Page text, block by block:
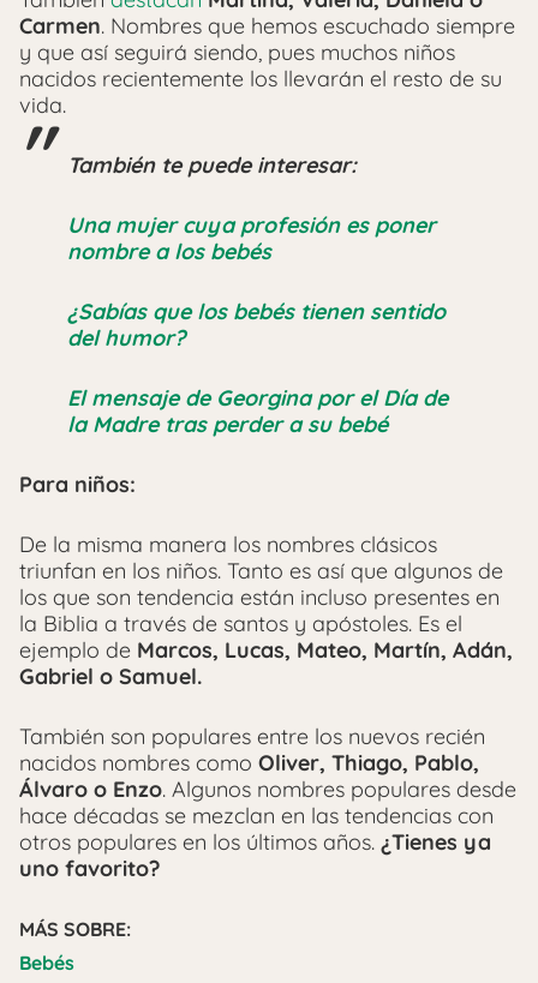
Carmen. Nombres que hemos escuchado siempre
y que así seguirá siendo, pues muchos niños
nacidos recientemente los llevarán el resto de su
vida.
También te puede interesar:
Una mujer cuya profesión es poner
nombre a los bebés
¿Sabías que los bebés tienen sentido
del humor?
El mensaje de Georgina por el Día de
la Madre tras perder a su bebé
Para niños:
De la misma manera los nombres clásicos
triunfan en los niños. Tanto es así que algunos de
los que son tendencia están incluso presentes en
la Biblia a través de santos y apóstoles. Es el
ejemplo de Marcos, Lucas, Mateo, Martín, Adán,
Gabriel o Samuel.
También son populares entre los nuevos recién
nacidos nombres como Oliver, Thiago, Pablo,
Álvaro o Enzo. Algunos nombres populares desde
hace décadas se mezclan en las tendencias con
otros populares en los últimos años. ¿Tienes ya
uno favorito?
MÁS SOBRE:
Bebés